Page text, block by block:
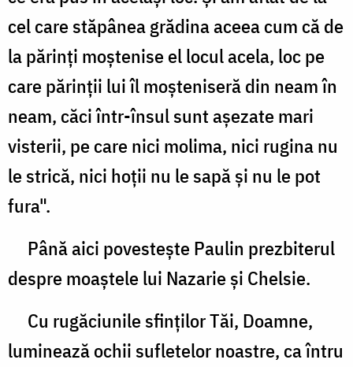
cel care stăpânea grădina aceea cum că de
la părinţi moştenise el locul acela, loc pe
care părinţii lui îl moşteniseră din neam în
neam, căci într-însul sunt aşezate mari
visterii, pe care nici molima, nici rugina nu
le strică, nici hoţii nu le sapă şi nu le pot
fura".
Până aici povesteşte Paulin prezbiterul
despre moaştele lui Nazarie şi Chelsie.
Cu rugăciunile sfinţilor Tăi, Doamne,
luminează ochii sufletelor noastre, ca întru